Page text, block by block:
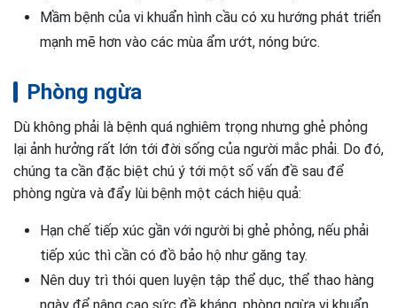
Mầm bệnh của vi khuẩn hình cầu có xu hướng phát triển
mạnh mẽ hơn vào các mùa ẩm ướt, nóng bức.
Phòng ngừa
Dù không phải là bệnh quá nghiêm trọng nhưng ghẻ phỏng
lại ảnh hưởng rất lớn tới đời sống của người mắc phải. Do đó,
chúng ta cần đặc biệt chú ý tới một số vấn đề sau để
phòng ngừa và đẩy lùi bệnh một cách hiệu quả:
Hạn chế tiếp xúc gần với người bị ghẻ phỏng, nếu phải
tiếp xúc thì cần có đồ bảo hộ như găng tay.
Nên duy trì thói quen luyện tập thể dục, thể thao hàng